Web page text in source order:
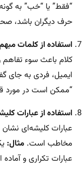
“فقط” یا “خب” به
حرف دیگران باشد،
استفاده از کلمات
کلام باعث سوء
ایمیل، فردی به جای
“ممکن است در مورد
استفاده از عبارات
عبارات کلیشه‌ای
مخاطب است. مثال:
عبارات تکراری و